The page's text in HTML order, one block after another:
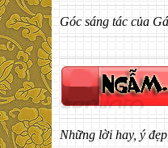
Góc sáng tác của
Những lời hay, ý